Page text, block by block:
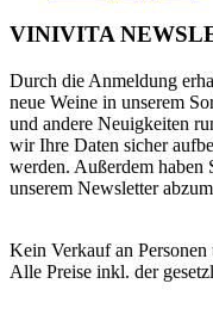
VINIVITA
Durch die Anmeldung
neue Weine in unserem
und andere Neuigkeiten
wir Ihre Daten sicher
werden. Außerdem
unserem Newsletter
Kein Verkauf an Personen
Alle Preise inkl. der